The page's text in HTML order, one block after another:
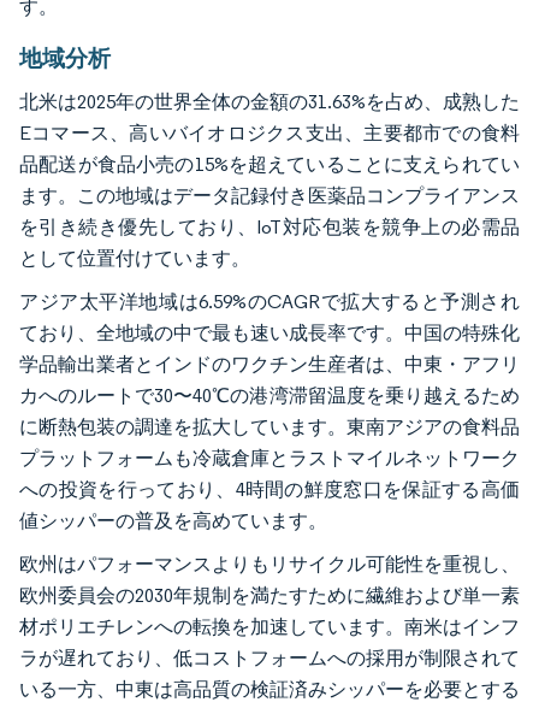
す。
地域分析
北米は2025年の世界全体の金額の31.63%を占め、成熟した
Eコマース、高いバイオロジクス支出、主要都市での食料
品配送が食品小売の15%を超えていることに支えられてい
ます。この地域はデータ記録付き医薬品コンプライアンス
を引き続き優先しており、IoT対応包装を競争上の必需品
として位置付けています。
アジア太平洋地域は6.59%のCAGRで拡大すると予測され
ており、全地域の中で最も速い成長率です。中国の特殊化
学品輸出業者とインドのワクチン生産者は、中東・アフリ
カへのルートで30〜40℃の港湾滞留温度を乗り越えるため
に断熱包装の調達を拡大しています。東南アジアの食料品
プラットフォームも冷蔵倉庫とラストマイルネットワーク
への投資を行っており、4時間の鮮度窓口を保証する高価
値シッパーの普及を高めています。
欧州はパフォーマンスよりもリサイクル可能性を重視し、
欧州委員会の2030年規制を満たすために繊維および単一素
材ポリエチレンへの転換を加速しています。南米はインフ
ラが遅れており、低コストフォームへの採用が制限されて
いる一方、中東は高品質の検証済みシッパーを必要とする